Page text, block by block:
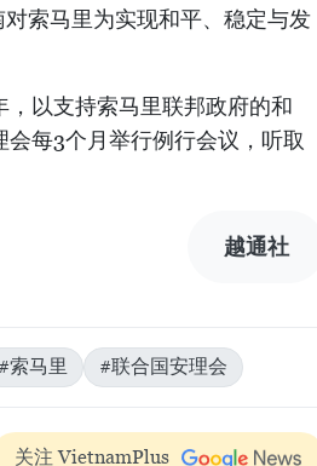
索马里为实现和平、稳定与发
以支持索马里联邦政府的和
每3个月举行例行会议，听取
越通社
#索马里 #联合国安理会
关注 VietnamPlus